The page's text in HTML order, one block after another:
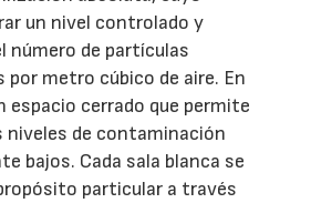
un nivel controlado y
número de partículas
metro cúbico de aire. En
espacio cerrado que permite
niveles de contaminación
bajos. Cada sala blanca se
particular a través